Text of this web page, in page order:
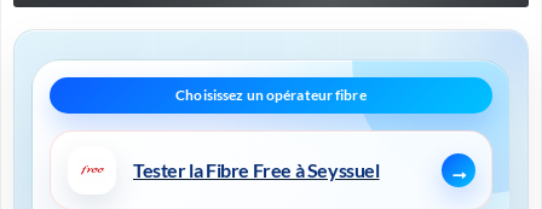
Tester la Fibre Free à Seyssuel